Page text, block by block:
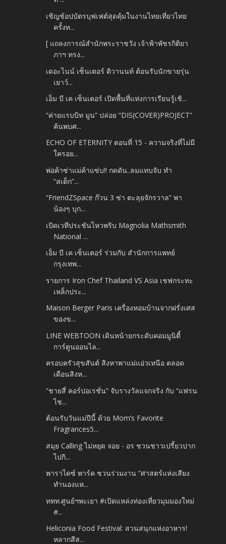
เชิญช้อปบัตรบุฟเฟต์สุดคุ้มในงานไทยเที่ยวไทย
ครั้งท...
[ แถลงการณ์สำนักพระราชวัง เจ้าฟ้าพัชรกิติยา
ภาฯ ทรง...
เดอะไนน์ เซ็นเตอร์ ติวานนท์ ต้อนรับนักขายรุ่น
เยาว์...
เอ็ม บี เค เซ็นเตอร์ เปิดพื้นที่แห่งการเรียนรู้เชิ...
“ค่ายแรบบิท มูน” ปล่อย “DIS(COVER)PROJECT”
ค้นพบศ...
ECHO OF ETERNITY ตอนที่ 15 - ความจริงที่ไม่มี
ใครอย...
พ่อค้าซ่าแม่ค้าแซ่บ!! กดดัน..ลมแทบจับ ทำ
“สเต็ก”...
“FriendZSpace ก๊วน 3 ซ่า ตะลุยจักรวาล” พา
น้องๆ บุก...
เปิดเวทีประชันไหวพริบ Magnolia Mathsmith
National ...
เอ็ม บี เค เซ็นเตอร์ ร่วมกับ สำนักการแพทย์
กรุงเทพ...
รายการ Iron Chef Thailand VS Asia เชฟกระทะ
เหล็กประ...
Maison Berger Paris เครื่องหอมบ้านจากฝรั่งเศส
ของข...
LINE WEBTOON เดินหน้ายกระดับคอมมูนิตี้
การ์ตูนออนไล...
ครอบครัวสุขสันต์ สิงหาพาแม่แอ่วเหนือ ตลอด
เดือนสิงห...
“ชายสี่ คอร์ปอเรชั่น” จับรางวัลแจกจริง กับ “แฟรน
ไช...
ต้อนรับวันแม่ปีนี้ ด้วย Mom’s Favorite
Fragrances5...
สมุย Calling ไม่หยุด จอย - อร ชวนชาวเปรี้ยวปาก
ไปกิ...
พาราไดซ์ พาร์ค ชวนร่วมงาน “ศาสตร์แห่งเสียง
ทำนองแห...
ททท.ศูนย์ฯพะเยา #เปิดแหล่งท่องเที่ยวมุมมองใหม่
#...
Heliconia Food Festival: สวนสนุกแห่งอาหาร!
หลากสีส...